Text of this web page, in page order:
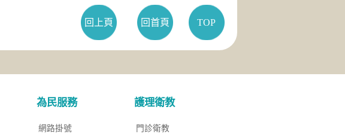
回上頁 回首頁 TOP
為民服務
網路掛號
護理衛教
門診衛教